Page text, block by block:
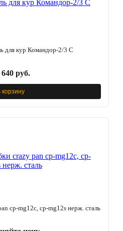
для кур Командор-2/3 С
640 руб.
корзину
cp-mg12c, cp-mg12s нерж. сталь